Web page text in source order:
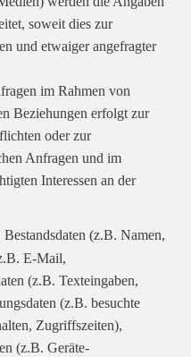
soweit dies zur
und etwaiger angefragter
im Rahmen von
Beziehungen erfolgt zur
oder zur
Anfragen und im
Interessen an der
Bestandsdaten (z.B. Namen,
E-Mail,
(z.B. Texteingaben,
(z.B. besuchte
Zugriffszeiten),
(z.B. Geräte-